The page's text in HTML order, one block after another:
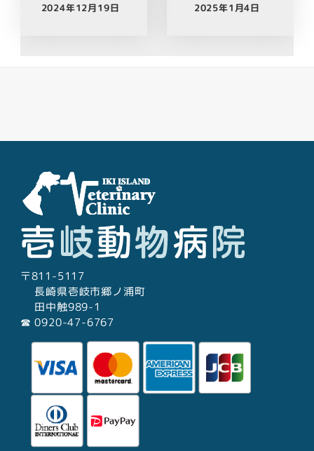
2024年12月19日
2025年1月4日
〒811-5117
長崎県壱岐市郷ノ浦町
田中触989-1
☎︎ 0920-47-6767